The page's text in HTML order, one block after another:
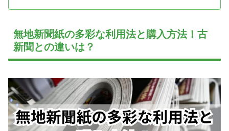
無地新聞紙の多彩な利用法と購入方法！古
新聞との違いは？